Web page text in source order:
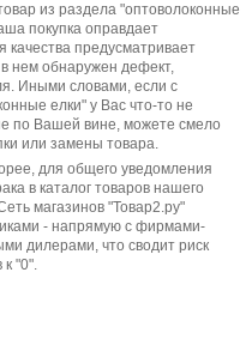
из раздела "оптоволоконные
покупка оправдает
качества предусматривает
нем обнаружен дефект,
Иными словами, если с
елки" у Вас что-то не
по Вашей вине, можете смело
или замены товара.
для общего уведомления
в каталог товаров нашего
магазинов "Товар2.ру"
- напрямую с фирмами-
дилерами, что сводит риск
к "0".